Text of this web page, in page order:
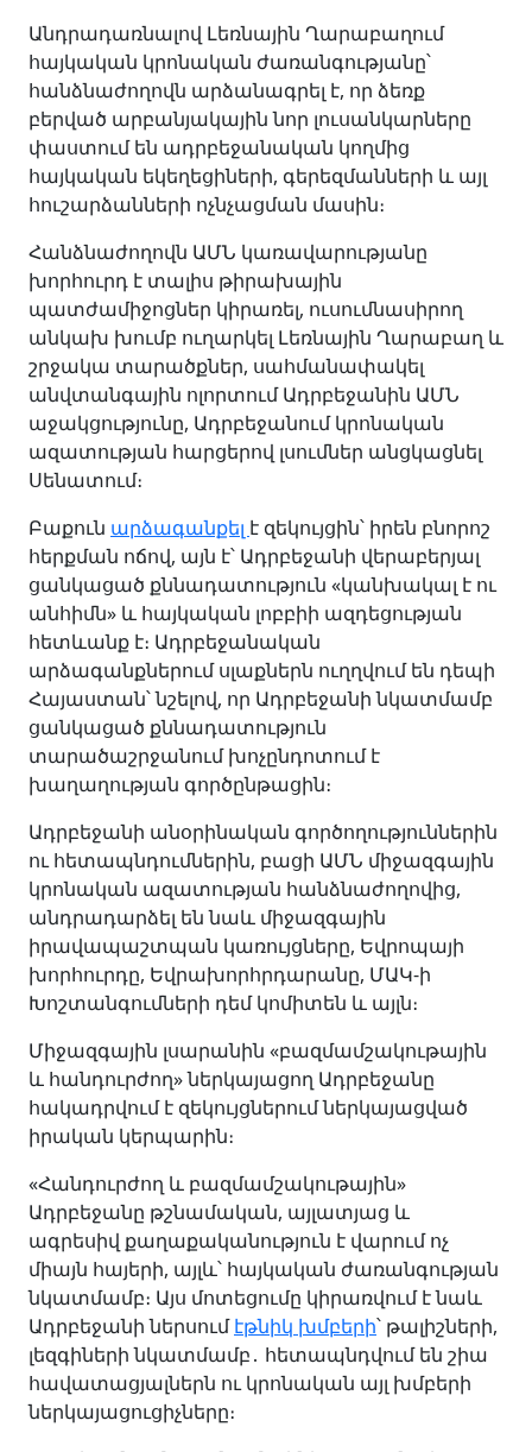
Անդրադառնալով Լեռնային Ղարաբաղում
հայկական կրոնական ժառանգությանը՝
հանձնաժողովն արձանագրել է, որ ձեռք
բերված արբանյակային նոր լուսանկարները
փաստում են ադրբեջանական կողմից
հայկական եկեղեցիների, գերեզմանների և այլ
հուշարձանների ոչնչացման մասին։
Հանձնաժողովն ԱՄՆ կառավարությանը
խորհուրդ է տալիս թիրախային
պատժամիջոցներ կիրառել, ուսումնասիրող
անկախ խումբ ուղարկել Լեռնային Ղարաբաղ և
շրջակա տարածքներ, սահմանափակել
անվտանգային ոլորտում Ադրբեջանին ԱՄՆ
աջակցությունը, Ադրբեջանում կրոնական
ազատության հարցերով լսումներ անցկացնել
Սենատում։
Բաքուն արձագանքել է զեկույցին՝ իրեն բնորոշ
հերքման ոճով, այն է՝ Ադրբեջանի վերաբերյալ
ցանկացած քննադատություն «կանխակալ է ու
անհիմն» և հայկական լոբբիի ազդեցության
հետևանք է։ Ադրբեջանական
արձագանքներում սլաքներն ուղղվում են դեպի
Հայաստան՝ նշելով, որ Ադրբեջանի նկատմամբ
ցանկացած քննադատություն
տարածաշրջանում խոչընդոտում է
խաղաղության գործընթացին։
Ադրբեջանի անօրինական գործողություններին
ու հետապնդումներին, բացի ԱՄՆ միջազգային
կրոնական ազատության հանձնաժողովից,
անդրադարձել են նաև միջազգային
իրավապաշտպան կառույցները, Եվրոպայի
խորհուրդը, Եվրախորհրդարանը, ՄԱԿ-ի
Խոշտանգումների դեմ կոմիտեն և այլն։
Միջազգային լսարանին «բազմամշակութային
և հանդուրժող» ներկայացող Ադրբեջանը
հակադրվում է զեկույցներում ներկայացված
իրական կերպարին։
«Հանդուրժող և բազմամշակութային»
Ադրբեջանը թշնամական, այլատյաց և
ագրեսիվ քաղաքականություն է վարում ոչ
միայն հայերի, այլև՝ հայկական ժառանգության
նկատմամբ։ Այս մոտեցումը կիրառվում է նաև
Ադրբեջանի ներսումէթնիկ խմբերի՝ թալիշների,
լեզգիների նկատմամբ․ հետապնդվում են շիա
հավատացյալներն ու կրոնական այլ խմբերի
ներկայացուցիչները։